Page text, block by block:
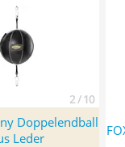
2 / 10
Doppelendball
Leder